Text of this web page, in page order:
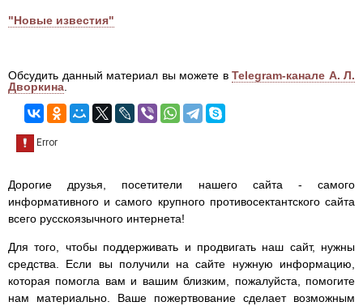
"Новые известия"
Обсудить данный материал вы можете в Telegram-канале А. Л.
Дворкина
Дорогие друзья, посетители нашего сайта - самого
информативного и самого крупного противосектантского сайта
всего русскоязычного интернета!
Для того, чтобы поддерживать и продвигать наш сайт, нужны
средства. Если вы получили на сайте нужную информацию,
которая помогла вам и вашим близким, пожалуйста, помогите
нам материально. Ваше пожертвование сделает возможным